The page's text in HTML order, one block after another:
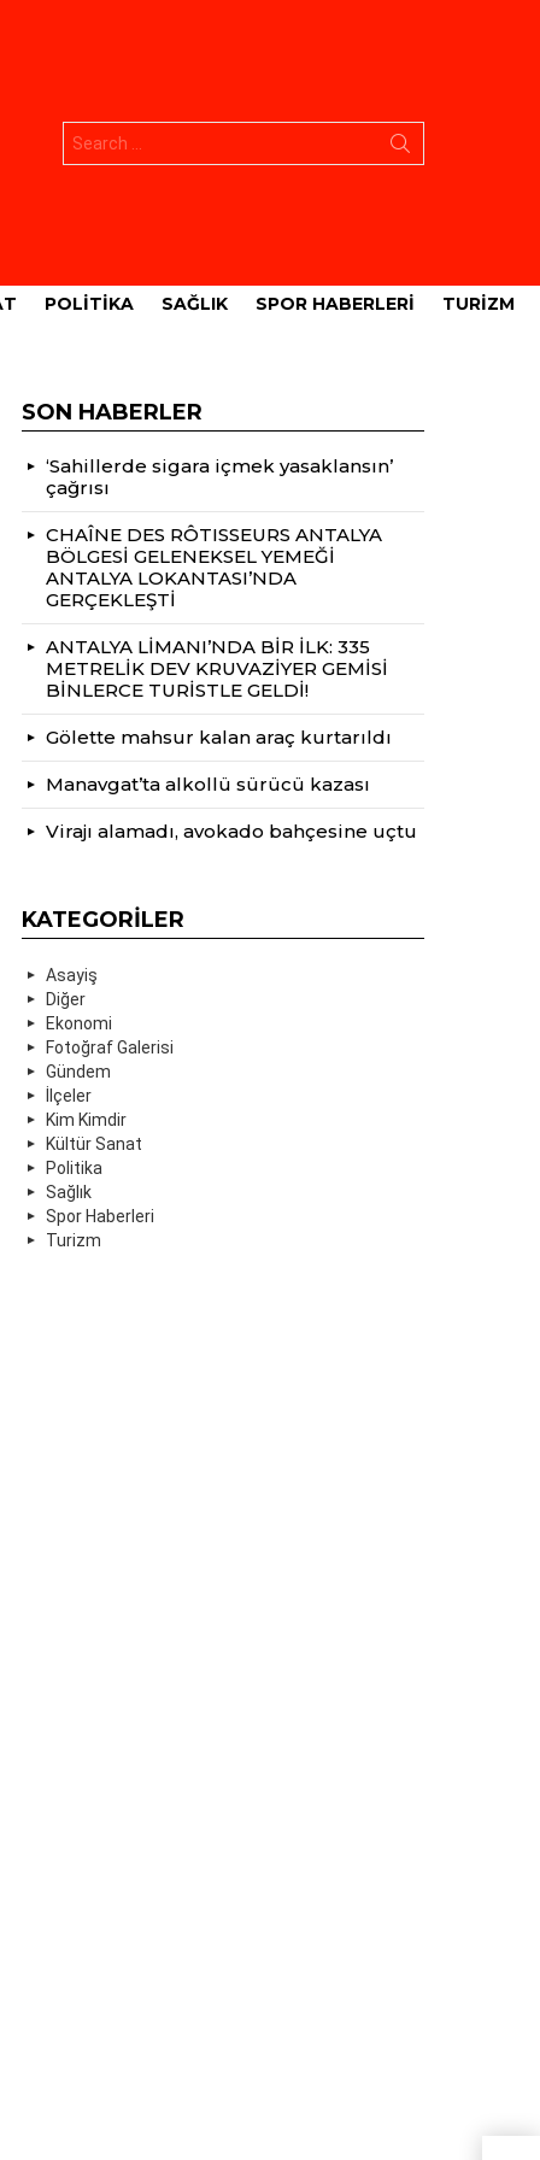
POLITIKA SAĞLIK SPOR HABERLERI TURIZM
SON HABERLER
‘Sahillerde sigara içmek yasaklansın’
çağrısı
CHAÎNE DES RÔTISSEURS ANTALYA
BÖLGESİ GELENEKSEL YEMEĞİ
ANTALYA LOKANTASI’NDA
GERÇEKLEŞTİ
ANTALYA LİMANI’NDA BİR İLK: 335
METRELİK DEV KRUVAZİYER GEMİSİ
BİNLERCE TURİSTLE GELDİ!
Gölette mahsur kalan araç kurtarıldı
Manavgat’ta alkollü sürücü kazası
Virajı alamadı, avokado bahçesine uçtu
KATEGORILER
Asayiş
Diğer
Ekonomi
Fotoğraf Galerisi
Gündem
İlçeler
Kim Kimdir
Kültür Sanat
Politika
Sağlık
Spor Haberleri
Turizm